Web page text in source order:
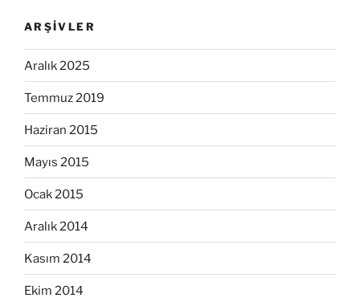
ARŞIVLER
Aralık 2025
Temmuz 2019
Haziran 2015
Mayıs 2015
Ocak 2015
Aralık 2014
Kasım 2014
Ekim 2014